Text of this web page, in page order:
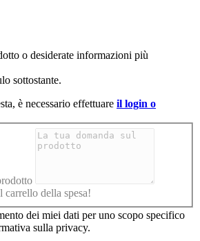
o desiderate informazioni più
sottostante.
è necessario effettuare il login o
carrello della spesa!
dei miei dati per uno scopo specifico
sulla privacy.